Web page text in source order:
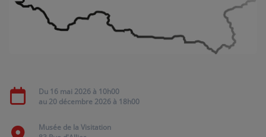
EMISSIONS
PODCASTS
Du 16 mai 2026 à 10h00
au 20 décembre 2026 à 18h00
Musée de la Visitation